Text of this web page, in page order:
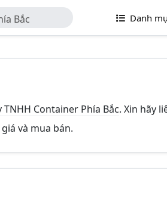
Bắc Danh
TNHH Container Phía Bắc. Xin hãy
và mua bán.